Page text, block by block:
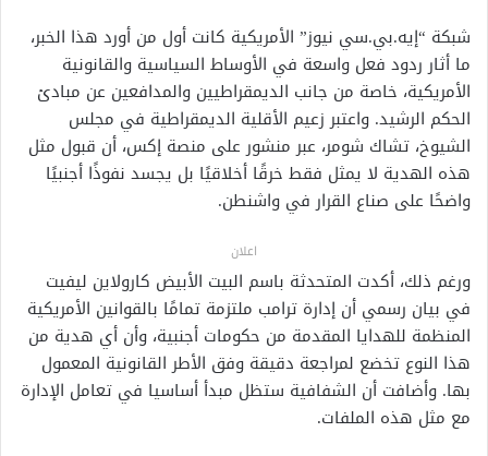
شبكة “إيه.بي.سي نيوز” الأمريكية كانت أول من أورد هذا الخبر،
ما أثار ردود فعل واسعة في الأوساط السياسية والقانونية
الأمريكية، خاصة من جانب الديمقراطيين والمدافعين عن مبادئ
الحكم الرشيد. واعتبر زعيم الأقلية الديمقراطية في مجلس
الشيوخ، تشاك شومر، عبر منشور على منصة إكس، أن قبول مثل
هذه الهدية لا يمثل فقط خرقًا أخلاقيًا بل يجسد نفوذًا أجنبيًا
واضحًا على صناع القرار في واشنطن.
اعلان
ورغم ذلك، أكدت المتحدثة باسم البيت الأبيض كارولاين ليفيت
في بيان رسمي أن إدارة ترامب ملتزمة تمامًا بالقوانين الأمريكية
المنظمة للهدايا المقدمة من حكومات أجنبية، وأن أي هدية من
هذا النوع تخضع لمراجعة دقيقة وفق الأطر القانونية المعمول
بها. وأضافت أن الشفافية ستظل مبدأ أساسيا في تعامل الإدارة
مع مثل هذه الملفات.